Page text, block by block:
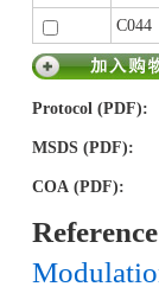
C044
Protocol (PDF):
MSDS (PDF):
COA (PDF):